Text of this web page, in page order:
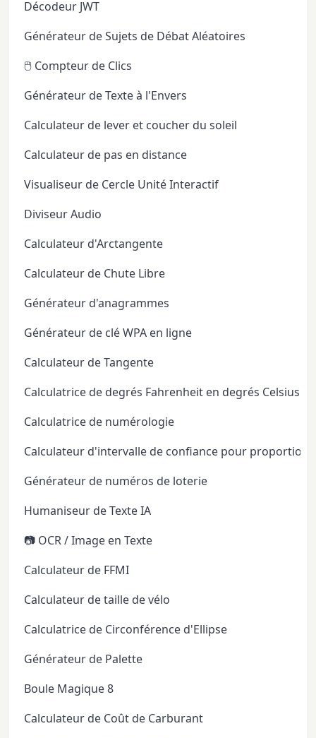
Décodeur JWT
Générateur de Sujets de Débat Aléatoires
🖱️ Compteur de Clics
Générateur de Texte à l'Envers
Calculateur de lever et coucher du soleil
Calculateur de pas en distance
Visualiseur de Cercle Unité Interactif
Diviseur Audio
Calculateur d'Arctangente
Calculateur de Chute Libre
Générateur d'anagrammes
Générateur de clé WPA en ligne
Calculateur de Tangente
Calculatrice de degrés Fahrenheit en degrés Celsius
Calculatrice de numérologie
Calculateur d'intervalle de confiance pour proportion
Générateur de numéros de loterie
Humaniseur de Texte IA
📷 OCR / Image en Texte
Calculateur de FFMI
Calculateur de taille de vélo
Calculatrice de Circonférence d'Ellipse
Générateur de Palette
Boule Magique 8
Calculateur de Coût de Carburant